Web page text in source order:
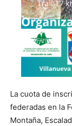
La cuota de
federadas en la
Montaña,